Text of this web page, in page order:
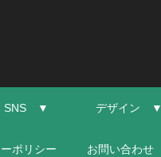
SNS ▼ デザイン ▼
ポリシー お問い合わせ